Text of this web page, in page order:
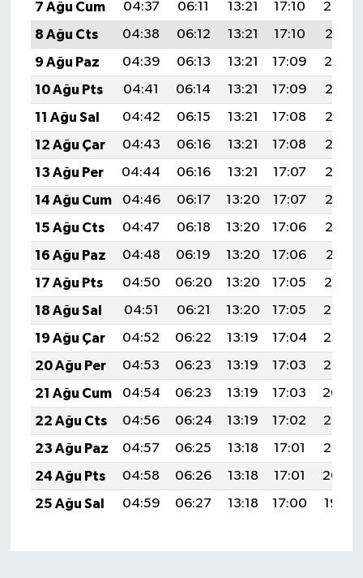
7 Ağu Cum 04:37 06:11 13:21 17:10
20:22
8 Ağu Cts
04:38 06:12 13:21 17:10
20:21
9 Ağu Paz
04:39 06:13 13:21 17:09
20:19
10 Ağu Pts
04:41 06:14 13:21 17:09
20:18
11 Ağu Sal
04:42 06:15 13:21 17:08
20:17
12 Ağu Çar
04:43 06:16 13:21 17:08
20:16
13 Ağu Per
04:44 06:16 13:21 17:07
20:15
14 Ağu Cum
04:46 06:17 13:20 17:07
20:13
15 Ağu Cts
04:47 06:18 13:20 17:06
20:12
16 Ağu Paz
04:48 06:19 13:20 17:06
20:11
17 Ağu Pts
04:50 06:20 13:20 17:05
20:10
18 Ağu Sal
04:51 06:21 13:20 17:05
20:08
19 Ağu Çar
04:52 06:22 13:19 17:04
20:07
20 Ağu Per
04:53 06:23 13:19 17:03
20:06
21 Ağu Cum
04:54 06:23 13:19 17:03
20:04
22 Ağu Cts
04:56 06:24 13:19 17:02
20:03
23 Ağu Paz
04:57 06:25 13:18 17:01
20:02
24 Ağu Pts
04:58 06:26 13:18 17:01
20:00
25 Ağu Sal
04:59 06:27 13:18 17:00 19:59